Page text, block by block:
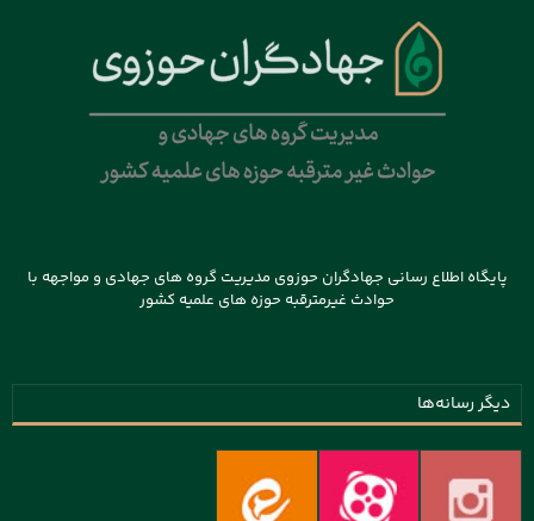
پایگاه اطلاع رسانی جهادگران حوزوی مدیریت گروه های جهادی و مواجهه با
حوادث غیرمترقبه حوزه های علمیه کشور
دیگر رسانه‌ها